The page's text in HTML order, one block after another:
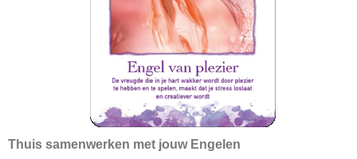
Thuis samenwerken met jouw Engelen